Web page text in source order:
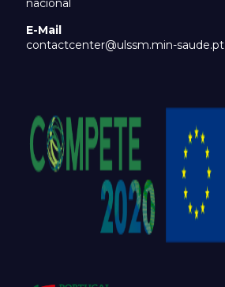
nacional
E-Mail
contactcenter@ulssm.min-saude.pt